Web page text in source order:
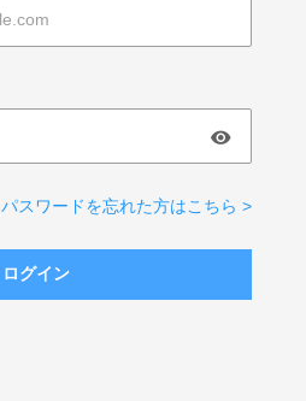
パスワードを忘れた方はこちら >
ログイン